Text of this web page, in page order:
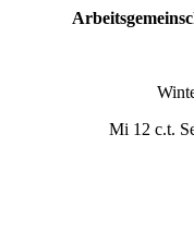
Mi 12 c.t.